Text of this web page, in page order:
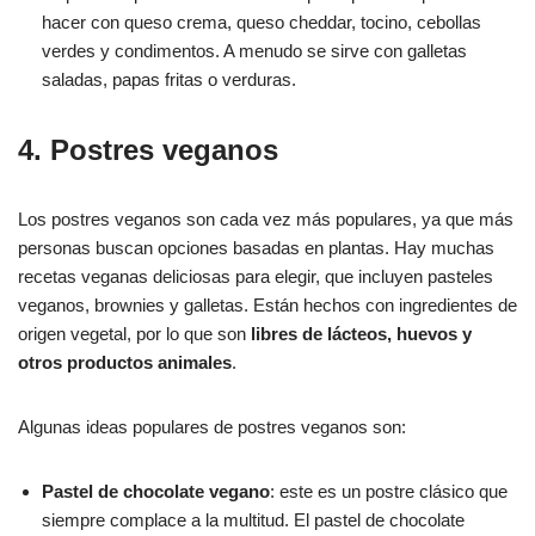
hacer con queso crema, queso cheddar, tocino, cebollas
verdes y condimentos. A menudo se sirve con galletas
saladas, papas fritas o verduras.
4. Postres veganos
Los postres veganos son cada vez más populares, ya que más
personas buscan opciones basadas en plantas. Hay muchas
recetas veganas deliciosas para elegir, que incluyen pasteles
veganos, brownies y galletas. Están hechos con ingredientes de
origen vegetal, por lo que son libres de lácteos, huevos y
otros productos animales.
Algunas ideas populares de postres veganos son:
Pastel de chocolate vegano: este es un postre clásico que
siempre complace a la multitud. El pastel de chocolate